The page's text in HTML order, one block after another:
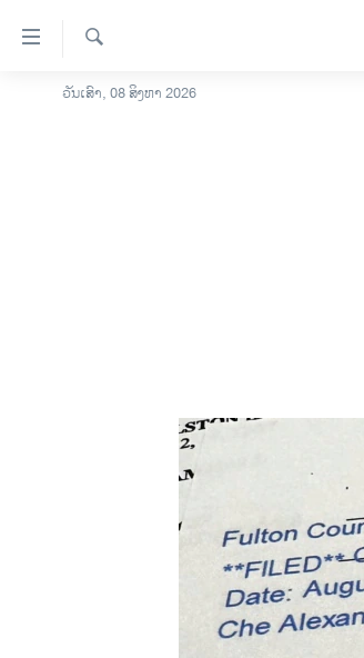
ລິ້ງ
ສຳຫລັບ
ໂຮມເພຈ
ວິທະຍາສາດ-ເທັກໂນໂລຈີ
ຄົ້ນຫາ
ວັນເສົາ, 08 ສິງຫາ 2026